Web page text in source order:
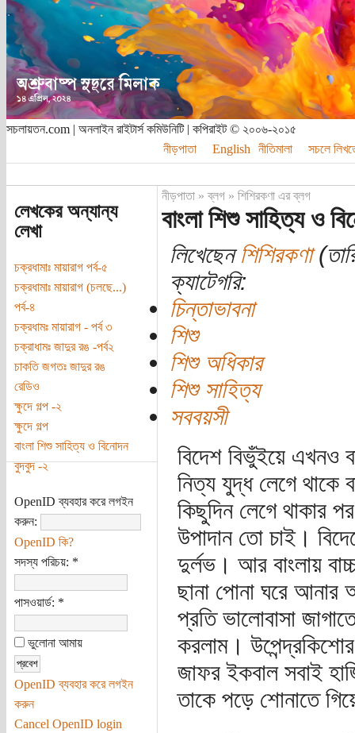
সচলায়তন.com | অনলাইন রাইটার্স কমিউনিটি | কপিরাইট © ২০০৬-২০১৫
নীড়পাতা
English নীতিমালা সচলে
লেখকের অন্যান্য
লেখা
চক্রধামাঃ মায়ারাগ পর্ব-৫
চক্রধামাঃ মায়ারাগ (চলছে...)
পর্ব-৪
চক্রধামঃ মায়ারাগ - পর্ব ৩
চক্রাধামঃ জাদুর রঙ -পর্ব২
চাকতি জগতঃ জাদুর রঙ
রেডিও
ক্ষুদে গল্প -২
ক্ষুদে গল্প
বাংলা শিশু সাহিত্য ও বিনোদন
বুদবুদ -২
OpenID ব্যবহার করে লগইন
করুন:
OpenID কি?
সদস্য পরিচয়: *
পাসওয়ার্ড: *
ভুলোনা আমায়
OpenID ব্যবহার করে লগইন
করুন
Cancel OpenID login
নীড়পাতা»ব্লগ» শিশিরকণা এর ব্লগ
বাংলা শিশু সাহিত্য ও
লিখেছেনশিশিরকণা
ক্যাটেগরি:
চিন্তাভাবনা
শিশু
শিশু অধিকার
শিশু সাহিত্য
সববয়সী
বিদেশ বিভুঁইয়ে এখনও
নিত্য যুদ্ধ লেগে থাকে
কিছুদিন লেগে থাকার
উপাদান তো চাই।
দুর্লভ। আর বাংলায়
ছানা পোনা ঘরে আনার
প্রতি ভালোবাসা
করলাম।
জাফর ইকবাল সবাই
তাকে পড়ে শোনাতে